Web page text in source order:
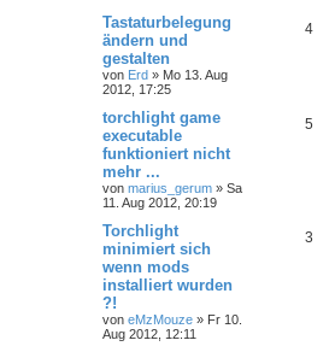
Tastaturbelegung
ändern und
gestalten
von Erd » Mo 13. Aug
2012, 17:25
4
torchlight game
executable
funktioniert nicht
mehr ...
von marius_gerum » Sa
11. Aug 2012, 20:19
5
Torchlight
minimiert sich
wenn mods
installiert wurden
?!
von eMzMouze » Fr 10.
Aug 2012, 12:11
3